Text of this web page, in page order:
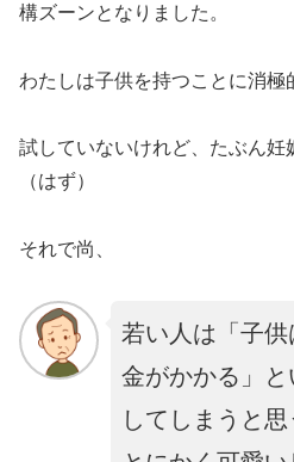
構ズーンとなりました。
わたしは子供を持つことに消極
試していないけれど、たぶん妊
（はず）
それで尚、
若い人は「子
金がかかる」
してしまうと